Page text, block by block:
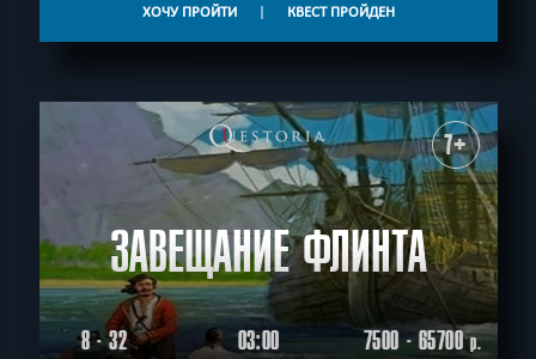
ХОЧУ ПРОЙТИ | КВЕСТ ПРОЙДЕН
7+
ЗАВЕЩАНИЕ ФЛИНТА
8 - 32 03:00 7500 - 65700р.